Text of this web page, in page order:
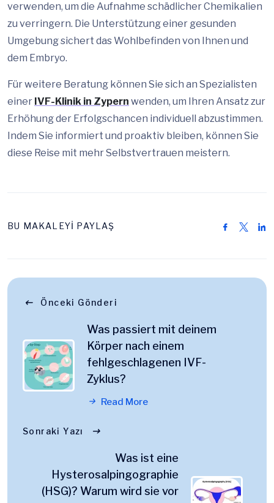
verwenden, um die Aufnahme schädlicher Chemikalien
zu verringern. Die Unterstützung einer gesunden
Umgebung sichert das Wohlbefinden von Ihnen und
dem Embryo.
Für weitere Beratung können Sie sich an Spezialisten
einer IVF-Klinik in Zypern wenden, um Ihren Ansatz zur
Erhöhung der Erfolgschancen individuell abzustimmen.
Indem Sie informiert und proaktiv bleiben, können Sie
diese Reise mit mehr Selbstvertrauen meistern.
BU MAKALEYİ PAYLAŞ
Önceki Gönderi
Was passiert mit deinem
Körper nach einem
fehlgeschlagenen IVF-
Zyklus?
Read More
Sonraki Yazı
Was ist eine
Hysterosalpingographie
(HSG)? Warum wird sie vor